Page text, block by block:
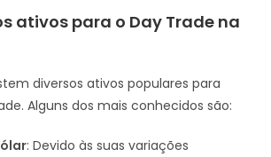
ativos para o Day Trade na
diversos ativos populares para
Alguns dos mais conhecidos são:
: Devido às suas variações